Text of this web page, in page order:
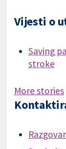
Vijesti o
Saving
stroke
More stories